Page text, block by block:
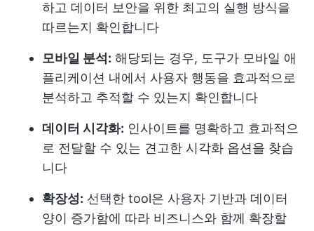
하고 데이터 보안을 위한 최고의 실행 방식을
따르는지 확인합니다
모바일 분석: 해당되는 경우, 도구가 모바일 애
플리케이션 내에서 사용자 행동을 효과적으로
분석하고 추적할 수 있는지 확인합니다
데이터 시각화: 인사이트를 명확하고 효과적으
로 전달할 수 있는 견고한 시각화 옵션을 찾습
니다
확장성: 선택한 tool은 사용자 기반과 데이터
양이 증가함에 따라 비즈니스와 함께 확장할